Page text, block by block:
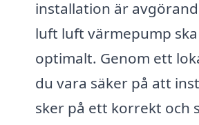
installation är
luft luft värmepump
optimalt. Genom ett
du vara säker på att
sker på ett korrekt och